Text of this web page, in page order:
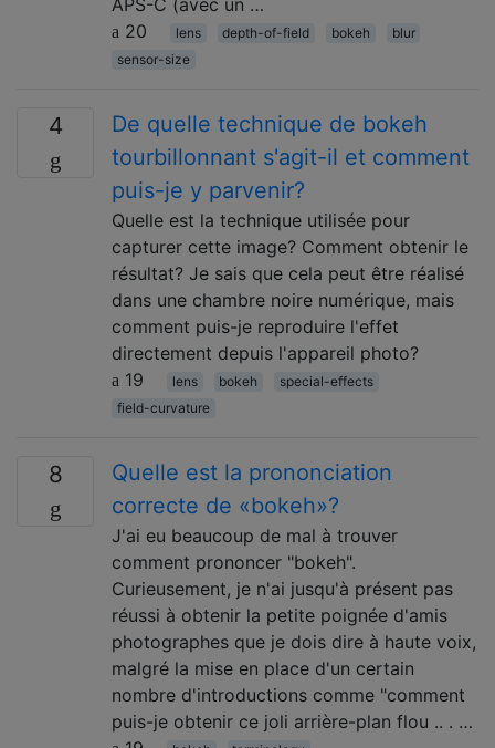
APS-C (avec un …
20
lens depth-of-field bokeh
blur
sensor-size
4
De quelle technique de bokeh
tourbillonnant s'agit-il et comment
puis-je y parvenir?
Quelle est la technique utilisée pour
capturer cette image? Comment obtenir le
résultat? Je sais que cela peut être réalisé
dans une chambre noire numérique, mais
comment puis-je reproduire l'effet
directement depuis l'appareil photo?
19
lens bokeh
special-effects
field-curvature
8
Quelle est la prononciation
correcte de «bokeh»?
J'ai eu beaucoup de mal à trouver
comment prononcer "bokeh".
Curieusement, je n'ai jusqu'à présent pas
réussi à obtenir la petite poignée d'amis
photographes que je dois dire à haute voix,
malgré la mise en place d'un certain
nombre d'introductions comme "comment
puis-je obtenir ce joli arrière-plan flou .. . …